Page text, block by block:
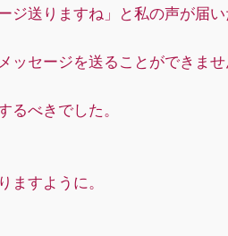
ジ送りますね」と私の声が届
ッセージを送ることができま
るべきでした。
ますように。